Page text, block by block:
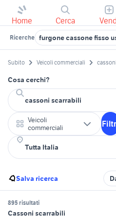
Home Cerca
Ricerche furgone cassone fisso
Subito Veicoli commerciali
Cosa cerchi?
Veicoli
commerciali
Salva ricerca
895 risultati
Cassoni scarrabili